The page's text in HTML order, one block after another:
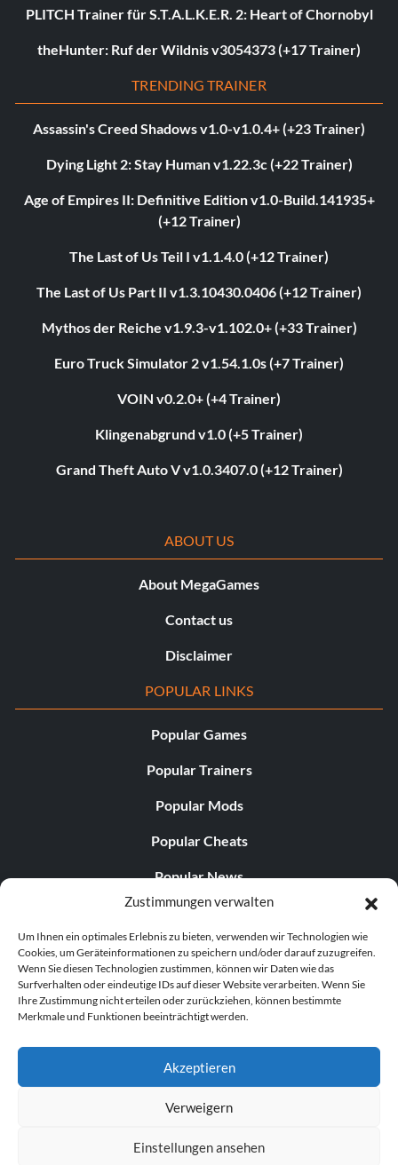
Zustimmungen verwalten
Um Ihnen ein optimales Erlebnis zu bieten, verwenden wir Technologien wie
Cookies, um Geräteinformationen zu speichern und/oder darauf zuzugreifen.
Wenn Sie diesen Technologien zustimmen, können wir Daten wie das
Surfverhalten oder eindeutige IDs auf dieser Website verarbeiten. Wenn Sie
Ihre Zustimmung nicht erteilen oder zurückziehen, können bestimmte
Merkmale und Funktionen beeinträchtigt werden.
Akzeptieren
Verweigern
Einstellungen ansehen
PLITCH Trainer für S.T.A.L.K.E.R. 2: Heart of Chornobyl
theHunter: Ruf der Wildnis v3054373 (+17 Trainer)
TRENDING TRAINER
Assassin's Creed Shadows v1.0-v1.0.4+ (+23 Trainer)
Dying Light 2: Stay Human v1.22.3c (+22 Trainer)
Age of Empires II: Definitive Edition v1.0-Build.141935+
(+12 Trainer)
The Last of Us Teil I v1.1.4.0 (+12 Trainer)
The Last of Us Part II v1.3.10430.0406 (+12 Trainer)
Mythos der Reiche v1.9.3-v1.102.0+ (+33 Trainer)
Euro Truck Simulator 2 v1.54.1.0s (+7 Trainer)
VOIN v0.2.0+ (+4 Trainer)
Klingenabgrund v1.0 (+5 Trainer)
Grand Theft Auto V v1.0.3407.0 (+12 Trainer)
ABOUT US
About MegaGames
Contact us
Disclaimer
POPULAR LINKS
Popular Games
Popular Trainers
Popular Mods
Popular Cheats
Popular News
Popular Editorials
Popular Free Games
LATEST UPDATES
© 1998–2026 MegaGames.com All rights reserved